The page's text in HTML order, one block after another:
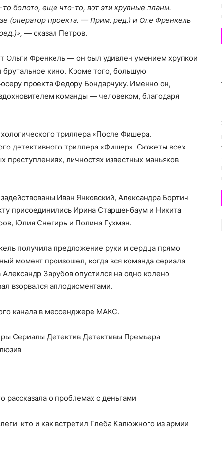
то болото, еще что-то, вот эти крупные планы.
(оператор проекта. — Прим. ред.) и Оле Френкель
— сказал Петров.
Ольги Френкель — он был удивлен умением хрупкой
кино. Кроме того, большую
проекта Федору Бондарчуку. Именно он,
команды — человеком, благодаря
триллера «После Фишера.
детективного триллера «Фишер». Сюжеты всех
преступлениях, личностях известных маньяков
Иван Янковский, Александра Бортич
присоединились Ирина Старшенбаум и Никита
Юлия Снегирь и Полина Гухман.
получила предложение руки и сердца прямо
момент произошел, когда вся команда сериала
Зарубов опустился на одно колено
взорвался аплодисментами.
канала в мессенджере МАКС.
Сериалы Детектив Детективы Премьера
о проблемах с деньгами
кто и как встретил Глеба Калюжного из армии